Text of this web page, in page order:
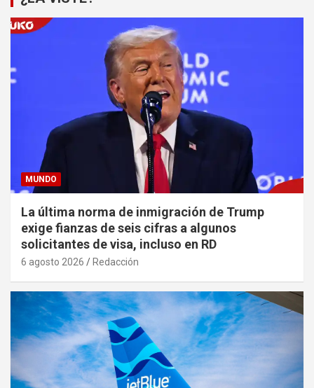
MUNDO
La última norma de inmigración de Trump
exige fianzas de seis cifras a algunos
solicitantes de visa, incluso en RD
6 agosto 2026 Redacción